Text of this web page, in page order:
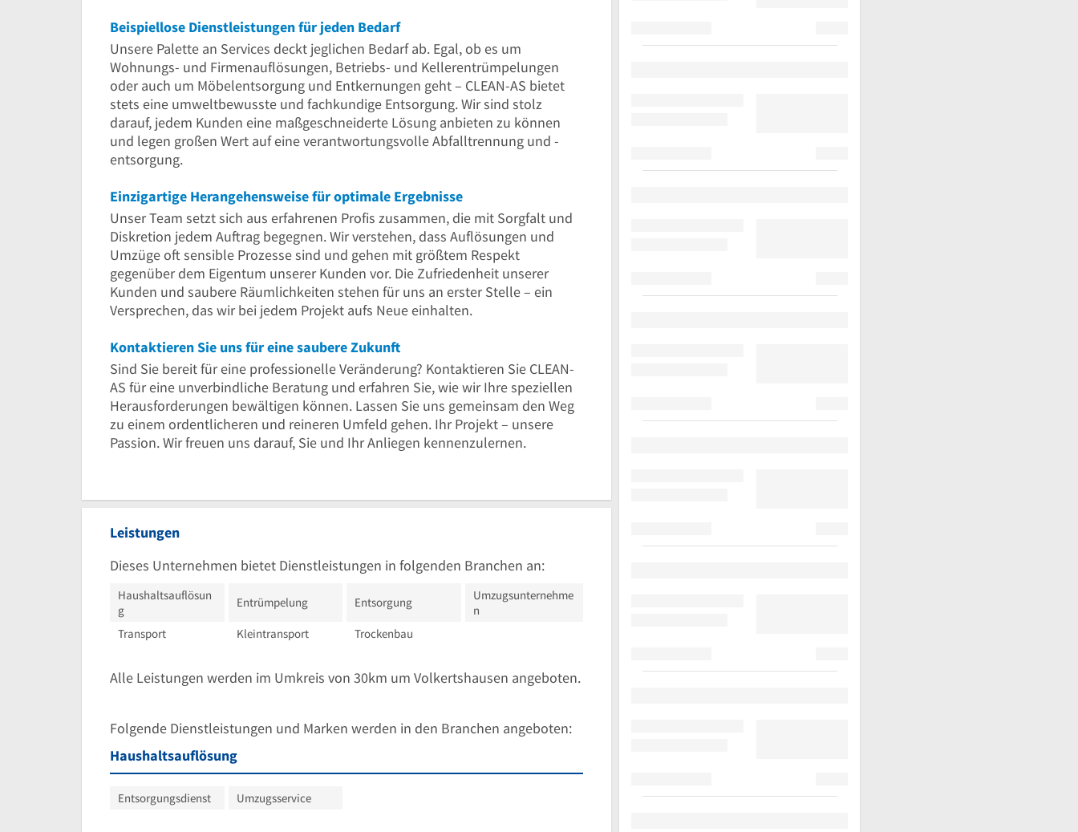
Beispiellose Dienstleistungen für jeden Bedarf
Unsere Palette an Services deckt jeglichen Bedarf ab. Egal, ob es um
Wohnungs- und Firmenauflösungen, Betriebs- und Kellerentrümpelungen
oder auch um Möbelentsorgung und Entkernungen geht – CLEAN-AS bietet
stets eine umweltbewusste und fachkundige Entsorgung. Wir sind stolz
darauf, jedem Kunden eine maßgeschneiderte Lösung anbieten zu können
und legen großen Wert auf eine verantwortungsvolle Abfalltrennung und -
entsorgung.
Einzigartige Herangehensweise für optimale Ergebnisse
Unser Team setzt sich aus erfahrenen Profis zusammen, die mit Sorgfalt und
Diskretion jedem Auftrag begegnen. Wir verstehen, dass Auflösungen und
Umzüge oft sensible Prozesse sind und gehen mit größtem Respekt
gegenüber dem Eigentum unserer Kunden vor. Die Zufriedenheit unserer
Kunden und saubere Räumlichkeiten stehen für uns an erster Stelle – ein
Versprechen, das wir bei jedem Projekt aufs Neue einhalten.
Kontaktieren Sie uns für eine saubere Zukunft
Sind Sie bereit für eine professionelle Veränderung? Kontaktieren Sie CLEAN-
AS für eine unverbindliche Beratung und erfahren Sie, wie wir Ihre speziellen
Herausforderungen bewältigen können. Lassen Sie uns gemeinsam den Weg
zu einem ordentlicheren und reineren Umfeld gehen. Ihr Projekt – unsere
Passion. Wir freuen uns darauf, Sie und Ihr Anliegen kennenzulernen.
Leistungen
Dieses Unternehmen bietet Dienstleistungen in folgenden Branchen an:
Haushaltsauflösun
g
Entrümpelung Entsorgung
Umzugsunternehme
n
Transport
Kleintransport Trockenbau
Alle Leistungen werden im Umkreis von 30km um Volkertshausen angeboten.
Folgende Dienstleistungen und Marken werden in den Branchen angeboten:
Haushaltsauflösung
Entsorgungsdienst Umzugsservice